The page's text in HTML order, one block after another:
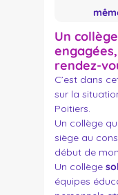
Un collège
rendez-
C’est dans
sur la
Poitiers.
Un collège
siège au
début de
Un collège
équipes